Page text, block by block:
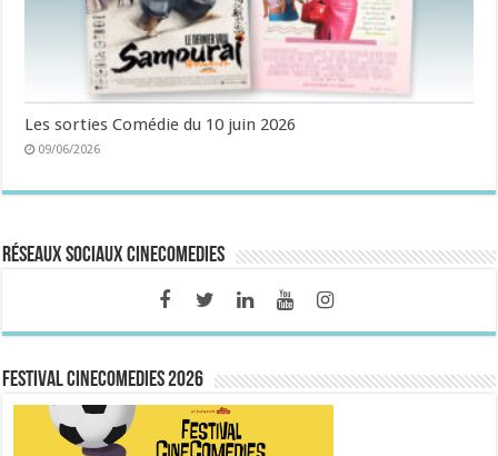
Les sorties Comédie du 10 juin 2026
09/06/2026
Réseaux sociaux CineComedies
FESTIVAL CINECOMEDIES 2026